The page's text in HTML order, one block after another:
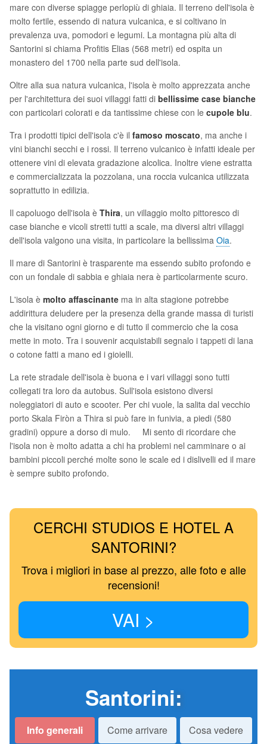
mare con diverse spiagge perlopiù di ghiaia. Il terreno dell'isola è
molto fertile, essendo di natura vulcanica, e si coltivano in
prevalenza uva, pomodori e legumi. La montagna più alta di
Santorini si chiama Profitis Elias (568 metri) ed ospita un
monastero del 1700 nella parte sud dell'isola.
Oltre alla sua natura vulcanica, l'isola è molto apprezzata anche
per l'architettura dei suoi villaggi fatti di bellissime case bianche
con particolari colorati e da tantissime chiese con le cupole blu.
Tra i prodotti tipici dell'isola c'è il famoso moscato, ma anche i
vini bianchi secchi e i rossi. Il terreno vulcanico è infatti ideale per
ottenere vini di elevata gradazione alcolica. Inoltre viene estratta
e commercializzata la pozzolana, una roccia vulcanica utilizzata
soprattutto in edilizia.
Il capoluogo dell'isola è Thira, un villaggio molto pittoresco di
case bianche e vicoli stretti tutti a scale, ma diversi altri villaggi
dell'isola valgono una visita, in particolare la bellissima Oia.
Il mare di Santorini è trasparente ma essendo subito profondo e
con un fondale di sabbia e ghiaia nera è particolarmente scuro.
L'isola è molto affascinante ma in alta stagione potrebbe
addirittura deludere per la presenza della grande massa di turisti
che la visitano ogni giorno e di tutto il commercio che la cosa
mette in moto. Tra i souvenir acquistabili segnalo i tappeti di lana
o cotone fatti a mano ed i gioielli.
La rete stradale dell'isola è buona e i vari villaggi sono tutti
collegati tra loro da autobus. Sull'isola esistono diversi
noleggiatori di auto e scooter. Per chi vuole, la salita dal vecchio
porto Skala Firòn a Thira si può fare in funivia, a piedi (580
gradini) oppure a dorso di mulo. Mi sento di ricordare che
l'isola non è molto adatta a chi ha problemi nel camminare o ai
bambini piccoli perché molte sono le scale ed i dislivelli ed il mare
è sempre subito profondo.
CERCHI STUDIOS E HOTEL A
SANTORINI?
Trova i migliori in base al prezzo, alle foto e alle
recensioni!
VAI >
Santorini:
Info generali Come arrivare Cosa vedere